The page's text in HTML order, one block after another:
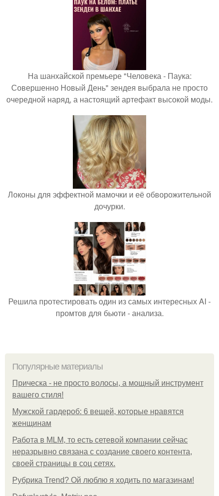
На шанхайской премьере "Человека - Паука:
Совершенно Новый День" зендея выбрала не просто
очередной наряд, а настоящий артефакт высокой моды.
Локоны для эффектной мамочки и её обворожительной
дочурки.
Решила протестировать один из самых интересных AI -
промтов для бьюти - анализа.
Популярные материалы
Прическа - не просто волосы, а мощный инструмент
вашего стиля!
Мужской гардероб: 6 вещей, которые нравятся
женщинам
Работа в MLM, то есть сетевой компании сейчас
неразрывно связана с создание своего контента,
своей страницы в соц сетях.
Рубрика Trend? Ой люблю я ходить по магазинам!